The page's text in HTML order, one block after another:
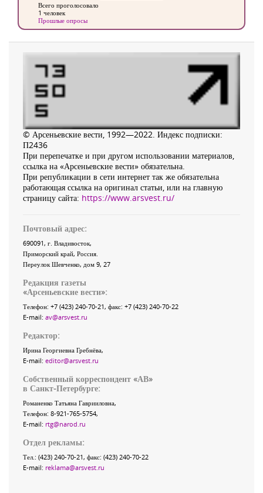
Всего проголосовало
1 человек
Прошлые опросы
© Арсеньевские вести, 1992—2022. Индекс подписки:
П2436
При перепечатке и при другом использовании материалов,
ссылка на «Арсеньевские вести» обязательна.
При републикации в сети интернет так же обязательна
работающая ссылка на оригинал статьи, или на главную
страницу сайта: https://www.arsvest.ru/
Почтовый адрес:
690091, г. Владивосток,
Приморский край, Россия
Переулок Шевченко, дом 9, 27
Редакция газеты
«Арсеньевские вести»:
Телефон: +7 (423) 240-70-21, факс: +7 (423) 240-70-22
E-mail: av@arsvest.ru
Редактор:
Ирина Георгиевна Гребнёва,
E-mail: editor@arsvest.ru
Собственный корреспондент «АВ»
в Санкт-Петербурге:
Романенко Татьяна Гаврииловна,
Телефон: 8-921-765-5754,
E-mail: rtg@narod.ru
Отдел рекламы:
Тел.: (423) 240-70-21, факс: (423) 240-70-22
E-mail: reklama@arsvest.ru